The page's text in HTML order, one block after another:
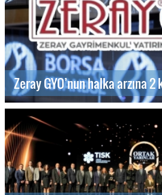
Zeray GYO’nun halka arzına